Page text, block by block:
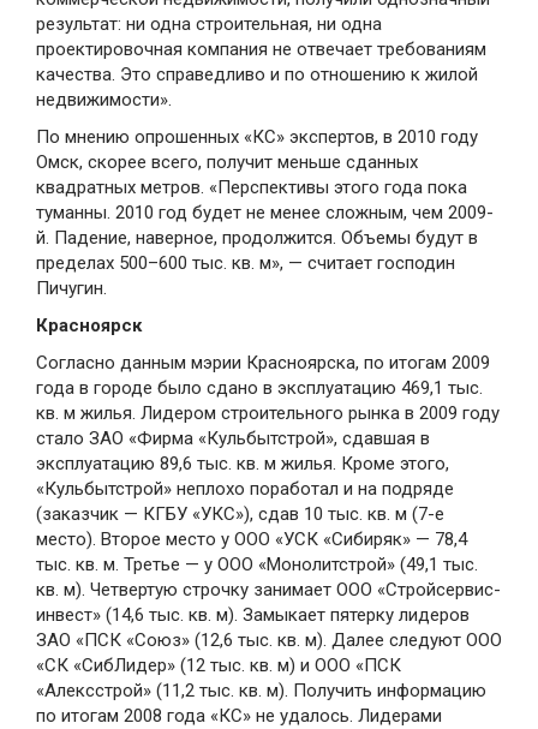
результат: ни одна строительная, ни одна
проектировочная компания не отвечает требованиям
качества. Это справедливо и по отношению к жилой
недвижимости».
По мнению опрошенных «КС» экспертов, в 2010 году
Омск, скорее всего, получит меньше сданных
квадратных метров. «Перспективы этого года пока
туманны. 2010 год будет не менее сложным, чем 2009-
й. Падение, наверное, продолжится. Объемы будут в
пределах 500–600 тыс. кв. м», — считает господин
Пичугин.
Красноярск
Согласно данным мэрии Красноярска, по итогам 2009
года в городе было сдано в эксплуатацию 469,1 тыс.
кв. м жилья. Лидером строительного рынка в 2009 году
стало ЗАО «Фирма «Кульбытстрой», сдавшая в
эксплуатацию 89,6 тыс. кв. м жилья. Кроме этого,
«Кульбытстрой» неплохо поработал и на подряде
(заказчик — КГБУ «УКС»), сдав 10 тыс. кв. м (7-е
место). Второе место у ООО «УСК «Сибиряк» — 78,4
тыс. кв. м. Третье — у ООО «Монолитстрой» (49,1 тыс.
кв. м). Четвертую строчку занимает ООО «Стройсервис-
инвест» (14,6 тыс. кв. м). Замыкает пятерку лидеров
ЗАО «ПСК «Союз» (12,6 тыс. кв. м). Далее следуют ООО
«СК «СибЛидер» (12 тыс. кв. м) и ООО «ПСК
«Алексстрой» (11,2 тыс. кв. м). Получить информацию
по итогам 2008 года «КС» не удалось. Лидерами